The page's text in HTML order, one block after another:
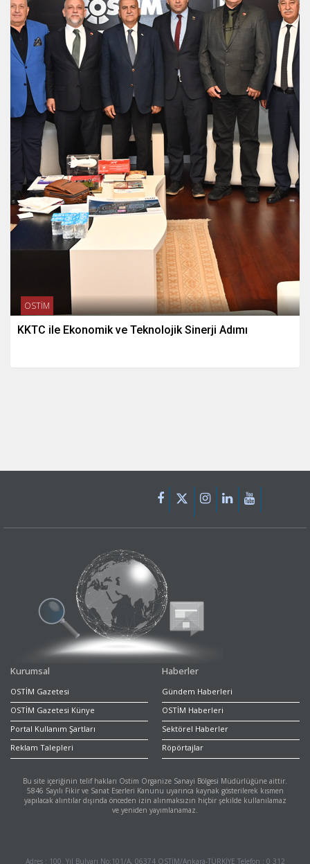
OSTİM
KKTC ile Ekonomik ve Teknolojik Sinerji Adımı
Kurumsal
OSTİM Gazetesi
OSTİM Gazetesi Künye
Portal Kullanım Şartları
Reklam Talepleri
Haberler
Gündem Haberleri
OSTİM Haberleri
Sektörel Haberler
Röpörtajlar
Bu site içeriğinin telif hakları Ostim Organize Sanayi Bölgesi Müdürlüğüne aittir.
5846 Sayılı Fikir ve Sanat Eserleri Kanunu uyarınca kaynak gösterilerek kısmen
yapılacak alıntılar dışında önceden izin alınmaksızın hiçbir şekilde kullanılamaz
ve yeniden yayımlanamaz.
Adres : 100. Yıl Bulvarı No:101/A, 06374 OSTİM/Ankara-TÜRKİYE Telefon : 0 312